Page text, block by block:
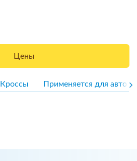
Цены
Кроссы Применяется для авто